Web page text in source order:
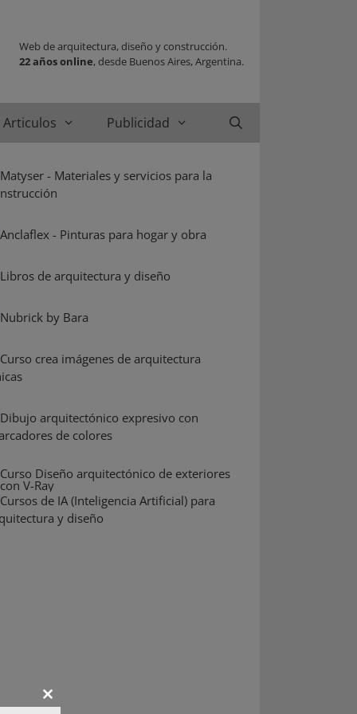
Web de arquitectura, diseño y construcción.
22 años online, desde Buenos Aires, Argentina.
Articulos Publicidad
Close